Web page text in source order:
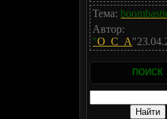
Тема:
Автор:
"O_C_A
ПОИСК